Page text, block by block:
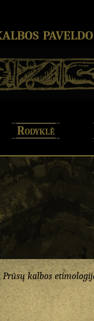
Rodyklė
Prūsų kalbos